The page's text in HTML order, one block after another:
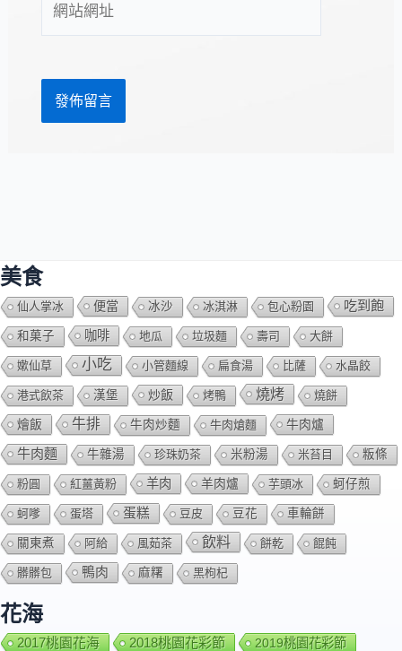
地
站
美食
仙人掌冰 便當 冰沙 冰淇淋 包心粉園 吃到飽
和菓子 咖啡 地瓜 垃圾麵 壽司 大餅
嫰仙草 小吃 小管麵線 扁食湯 比薩 水晶餃
港式飲茶 漢堡 炒飯 烤鴨 燒烤 燒餅
燴飯 牛排 牛肉炒麵 牛肉熗麵 牛肉爐
牛肉麵 牛雜湯 珍珠奶茶 米粉湯 米苔目 粄條
粉圓 紅薑黃粉 羊肉 羊肉爐 芋頭冰 蚵仔煎
蚵嗲 蛋塔 蛋糕 豆皮 豆花 車輪餅
關東煮 阿給 風茹茶 飲料 餅乾 餛飩
髒髒包 鴨肉 麻糬 黑枸杞
花海
2017桃園花海 2018桃園花彩節
2019桃園花彩節